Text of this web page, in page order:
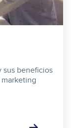
sus beneficios